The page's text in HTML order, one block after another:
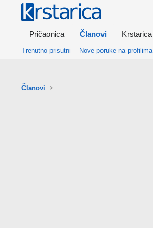
Pričaonica Članovi Krstarica
Trenutno prisutni Nove poruke na profilima
Članovi